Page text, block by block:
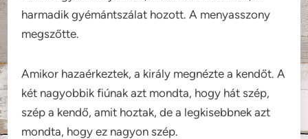
harmadik gyémántszálat hozott. A menyasszony
megszőtte.
Amikor hazaérkeztek, a király megnézte a kendőt. A
két nagyobbik fiúnak azt mondta, hogy hát szép,
szép a kendő, amit hoztak, de a legkisebbnek azt
mondta, hogy ez nagyon szép.